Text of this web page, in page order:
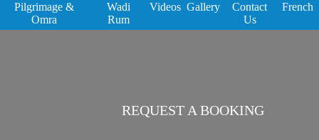
Pilgrimage &
Omra
Wadi
Rum
Videos Gallery
Contact
Us
French
REQUEST A BOOKING